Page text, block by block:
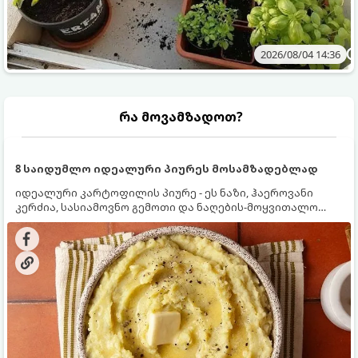
2026/08/04 14:36
რა მოვამზადოთ?
8 საიდუმლო იდეალური პიურეს მოსამზადებლად
იდეალური კარტოფილის პიურე - ეს ნაზი, ჰაეროვანი
კერძია, სასიამოვნო გემოთი და ნაღების-მოყვითალო
ფერით. მისი მომზადება ძალიან მარტივია, მაგრამ
არსებობს რამდენიმე საიდუმლო, რომლებიც უნდა
იცოდეთ, რომ პიურე იდეალურად გემრიელი გამოვიდეს.